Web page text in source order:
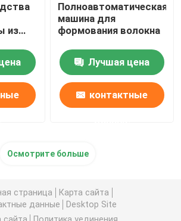
из
Полноавтоматическая
машина для
формования волокна
Лучшая цена
контактные
Осмотрите больше
страница
Карта сайта
данные
Desktop Site
сайта
Политика уединения